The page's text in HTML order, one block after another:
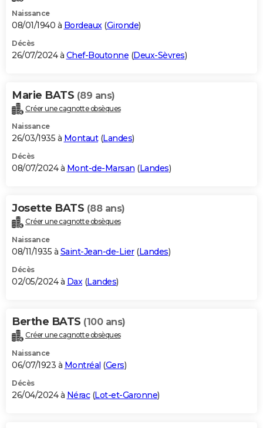
Naissance
08/01/1940 à Bordeaux (Gironde)
Décès
26/07/2024 à Chef-Boutonne (Deux-Sèvres)
Marie BATS (89 ans)
Créer une cagnotte obsèques
Naissance
26/03/1935 à Montaut(Landes)
Décès
08/07/2024 à Mont-de-Marsan (Landes)
Josette BATS (88 ans)
Créer une cagnotte obsèques
Naissance
08/11/1935 à Saint-Jean-de-Lier(Landes)
Décès
02/05/2024 à Dax(Landes)
Berthe BATS (100 ans)
Créer une cagnotte obsèques
Naissance
06/07/1923 à Montréal (Gers)
Décès
26/04/2024 à Nérac(Lot-et-Garonne)